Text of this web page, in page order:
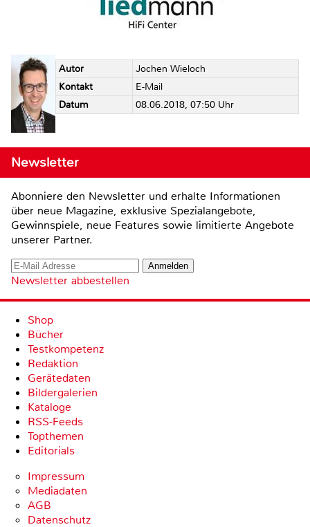
Autor
Jochen Wieloch
Kontakt
E-Mail
Datum
08.06.2018, 07:50 Uhr
Newsletter
Abonniere den Newsletter und erhalte Informationen
über neue Magazine, exklusive Spezialangebote,
Gewinnspiele, neue Features sowie limitierte Angebote
unserer Partner.
Newsletter abbestellen
Shop
Bücher
Testkompetenz
Redaktion
Gerätedaten
Bildergalerien
Kataloge
RSS-Feeds
Topthemen
Editorials
Impressum
Mediadaten
AGB
Datenschutz